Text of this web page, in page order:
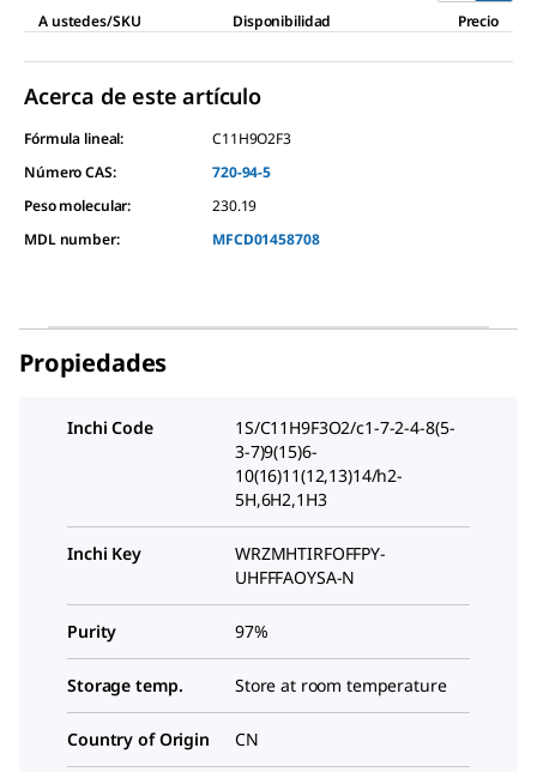
A ustedes/SKU
Disponibilidad Precio
Acerca de este artículo
Fórmula lineal:
C11H9O2F3
Número CAS:
720-94-5
Peso molecular:
230.19
MDL number:
MFCD01458708
Propiedades
Inchi Code
1S/C11H9F3O2/c1-7-2-4-8(5-
3-7)9(15)6-
10(16)11(12,13)14/h2-
5H,6H2,1H3
Inchi Key
WRZMHTIRFOFFPY-
UHFFFAOYSA-N
Purity 97%
Storage temp. Store at room temperature
Country of Origin CN